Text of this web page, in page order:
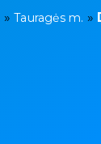
»Tauragės m. »